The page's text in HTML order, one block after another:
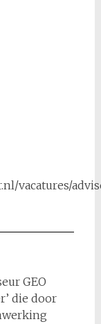
vacatures/
GEO
die door